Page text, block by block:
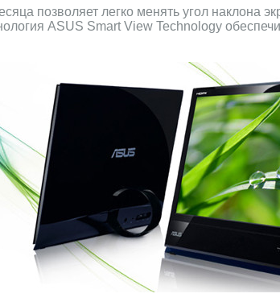
позволяет легко менять угол наклона
ASUS Smart View Technology